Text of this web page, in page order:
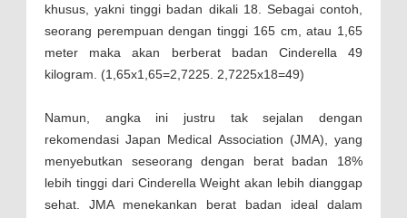
khusus, yakni tinggi badan dikali 18. Sebagai contoh,
seorang perempuan dengan tinggi 165 cm, atau 1,65
meter maka akan berberat badan Cinderella 49
kilogram. (1,65x1,65=2,7225. 2,7225x18=49)
Namun, angka ini justru tak sejalan dengan
rekomendasi Japan Medical Association (JMA), yang
menyebutkan seseorang dengan berat badan 18%
lebih tinggi dari Cinderella Weight akan lebih dianggap
sehat. JMA menekankan berat badan ideal dalam